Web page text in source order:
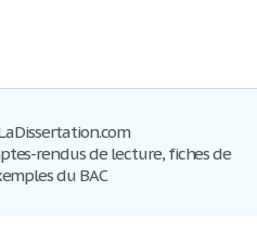
rendus de lecture, fiches de
du BAC